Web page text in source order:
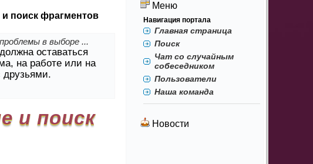
поиск фрагментов
в выборе ...
оставаться
на работе или на
друзьями.
и поиск
Меню
Навигация портала
Главная страница
Поиск
Чат со случайным
собеседником
Пользователи
Наша команда
Новости